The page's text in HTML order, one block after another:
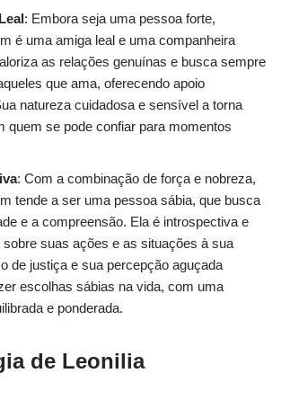
: Embora seja uma pessoa forte,
é uma amiga leal e uma companheira
as relações genuínas e busca sempre
que ama, oferecendo apoio
natureza cuidadosa e sensível a torna
quem se pode confiar para momentos
: Com a combinação de força e nobreza,
tende a ser uma pessoa sábia, que busca
e a compreensão. Ela é introspectiva e
sobre suas ações e as situações à sua
de justiça e sua percepção aguçada
escolhas sábias na vida, com uma
e ponderada.
de Leonilia